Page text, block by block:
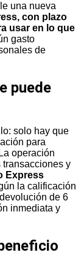
una nueva
con plazo
usar en lo que
gasto
de
puede
solo hay que
para
operación
y
Express
la calificación
de 6
inmediata y